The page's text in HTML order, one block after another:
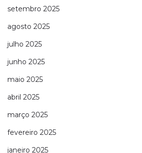
setembro 2025
agosto 2025
julho 2025
junho 2025
maio 2025
abril 2025
março 2025
fevereiro 2025
janeiro 2025